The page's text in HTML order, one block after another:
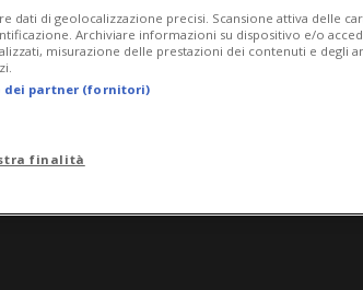
dati di geolocalizzazione precisi. Scansione attiva delle
Archiviare informazioni su dispositivo e/o
misurazione delle prestazioni dei contenuti e degli
dei partner (fornitori)
finalità